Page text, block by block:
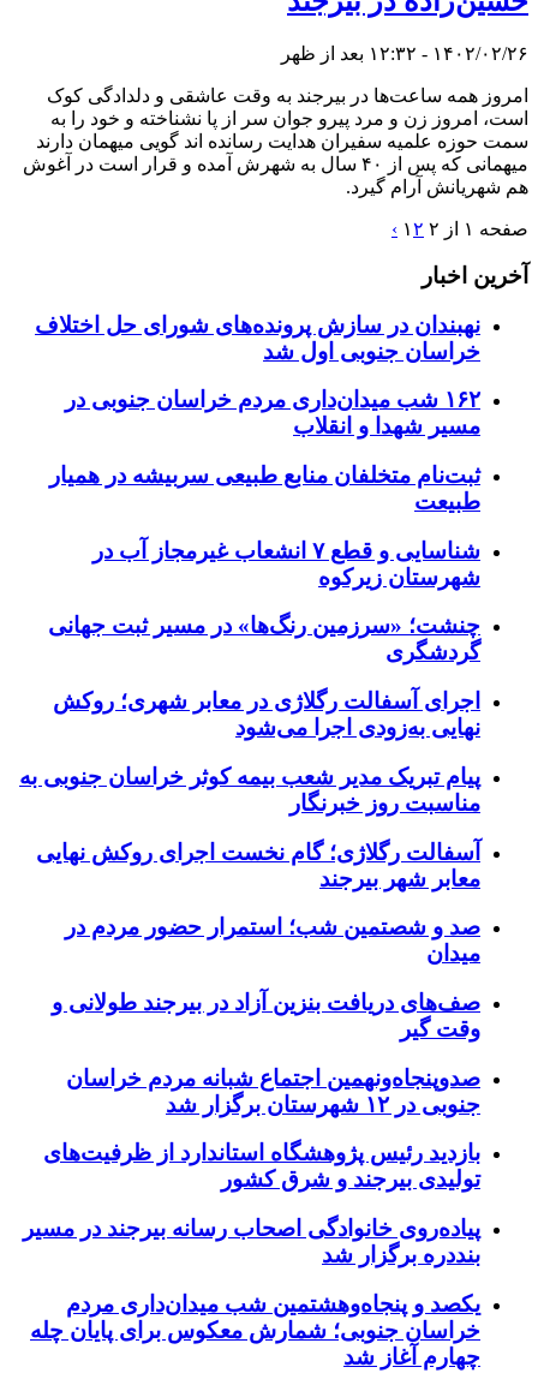
۱۴۰۲/۰۲/۲۶ - ۱۲:۳۲ بعد از ظهر
امروز همه ساعت‌ها در بیرجند به وقت عاشقی و دلدادگی کوک
است، امروز زن و مرد پیرو جوان سر از پا نشناخته و خود را به
سمت حوزه علمیه سفیران هدایت رسانده اند گویی میهمان دارند
میهمانی که پس از ۴۰ سال به شهرش آمده و قرار است در آغوش
هم شهریانش آرام گیرد.
صفحه ۱ از ۲ ۱۲ ›
آخرین اخبار
نهبندان در سازش پرونده‌های شورای حل اختلاف
خراسان جنوبی اول شد
۱۶۲ شب میدان‌داری مردم خراسان جنوبی در
مسیر شهدا و انقلاب
ثبت‌نام متخلفان منابع طبیعی سربیشه در همیار
طبیعت
شناسایی و قطع ۷ انشعاب غیرمجاز آب در
شهرستان زیرکوه
چنشت؛ «سرزمین رنگ‌ها» در مسیر ثبت جهانی
گردشگری
اجرای آسفالت رگلاژی در معابر شهری؛ روکش
نهایی به‌زودی اجرا می‌شود
پیام تبریک مدیر شعب بیمه کوثر خراسان جنوبی به
مناسبت روز خبرنگار
آسفالت رگلاژی؛ گام نخست اجرای روکش نهایی
معابر شهر بیرجند
صد و شصتمین شب؛ استمرار حضور مردم در
میدان
صف‌های دریافت بنزین آزاد در بیرجند طولانی و
وقت گیر
صدوپنجاه‌ونهمین اجتماع شبانه مردم خراسان
جنوبی در ۱۲ شهرستان برگزار شد
بازدید رئیس پژوهشگاه استاندارد از ظرفیت‌های
تولیدی بیرجند و شرق کشور
پیاده‌روی خانوادگی اصحاب رسانه بیرجند در مسیر
بنددره برگزار شد
یکصد و پنجاه‌وهشتمین شب میدان‌داری مردم
خراسان جنوبی؛ شمارش معکوس برای پایان چله
چهارم آغاز شد